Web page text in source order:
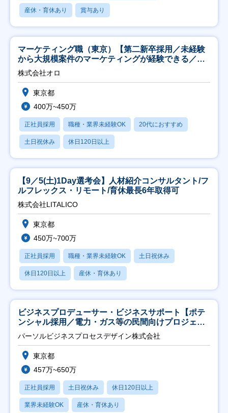
産休・育休あり 賞与あり
マーケティング職（東京）【第二新卒採用／未経験
から大規模案件のマーケティングが経験できる／研
修充実】
株式会社オロ
東京都
400万~450万
正社員採用 職種・業界未経験OK 20代におすすめ
土日祝休み 休日120日以上
【9／5(土)1Day選考会】人材紹介コンサルタント/フ
ルフレックス・リモート/育休最長6年取得可
株式会社LITALICO
東京都
450万~700万
正社員採用 職種・業界未経験OK 土日祝休み
休日120日以上 産休・育休あり
ビジネスプロデューサー・ビジネスサポート【ポテ
ンシャル採用／電力・ガス等の民間向けプロジェク
ト推進】
パーソルビジネスプロセスデザイン株式会社
東京都
457万~650万
正社員採用 土日祝休み 休日120日以上
業界未経験OK 産休・育休あり